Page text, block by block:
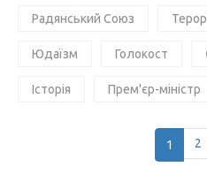
Радянський Союз
Юдаїзм Голокост
Історія Прем'єр-міністр
1 2